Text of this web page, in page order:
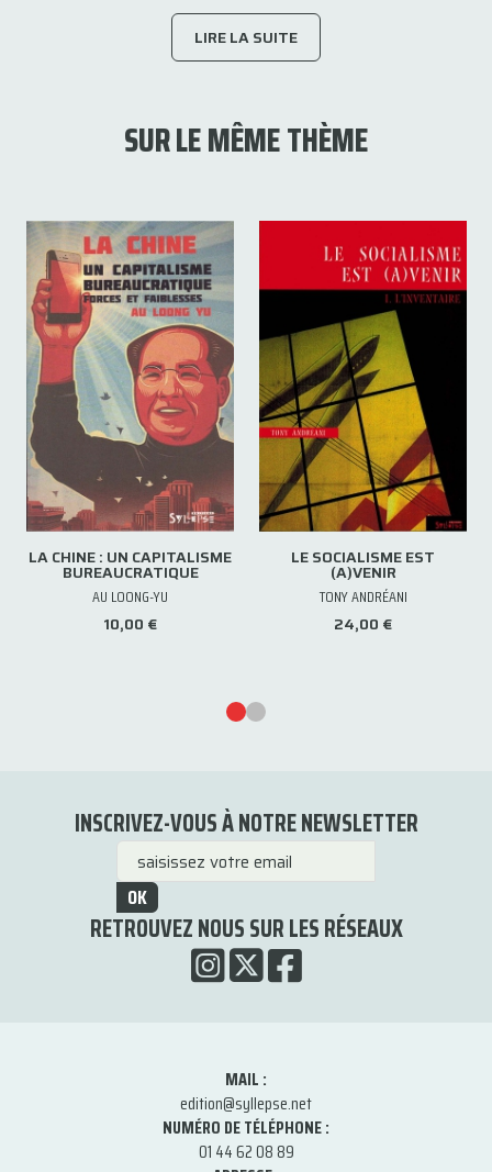
LIRE LA SUITE
SUR LE MÊME THÈME
LA CHINE : UN CAPITALISME
BUREAUCRATIQUE
AU LOONG-YU
10,00 €
LE SOCIALISME EST
(A)VENIR
TONY ANDRÉANI
24,00 €
INSCRIVEZ-VOUS À NOTRE NEWSLETTER
OK
RETROUVEZ NOUS SUR LES RÉSEAUX
MAIL :
edition@syllepse.net
NUMÉRO DE TÉLÉPHONE :
01 44 62 08 89